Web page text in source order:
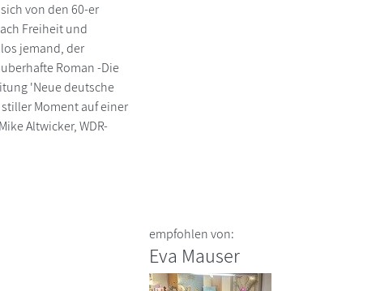
von den 60-er
Freiheit und
jemand, der
Roman -Die
'Neue deutsche
Moment auf einer
Altwicker, WDR-
empfohlen von:
Eva Mauser